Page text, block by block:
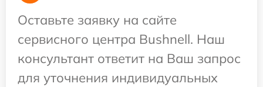
Оставьте заявку на сайте
сервисного центра Bushnell. Наш
консультант ответит на Ваш запрос
для уточнения индивидуальных